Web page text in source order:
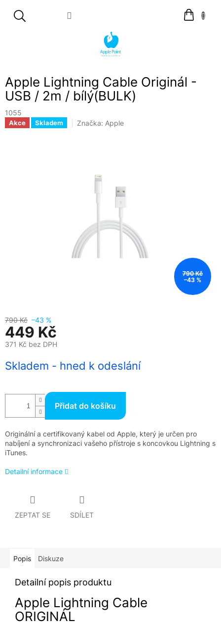
Nákupní
košík
Apple Lightning Cable Originál -
USB / 2m / bílý(BULK)
1055
Akce Skladem Značka: Apple
790 Kč
–43 %
790 Kč –43 %
449 Kč
371 Kč bez DPH
cena:
Skladem - hned k odeslání
Přidat do košíku
Originální a certifikovaný kabel od Apple, který je určen pro
nabíjení a synchronizaci vašeho přístroje s koncovkou Lightning s
iTunes.
Detailní informace
ZEPTAT SE SDÍLET
Popis Diskuze
Detailní popis produktu
Apple Lightning Cable
ORIGINÁL